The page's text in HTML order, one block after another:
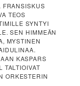
FRANSISKUS
TEOS
SYNTYI
SEN HIMMEÄN
MYSTINEN
KASPARS
TALTIOIVAT
ORKESTERIN